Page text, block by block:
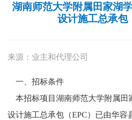
湖南师范大学附属田家湖
设计施工总承包
来源：业主和代理公司
一、招标条件
本招标项目 湖南师范大学附属田
设计施工总承包 （EPC） 已由华容